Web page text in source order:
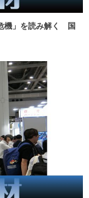
機」を読み解く 国